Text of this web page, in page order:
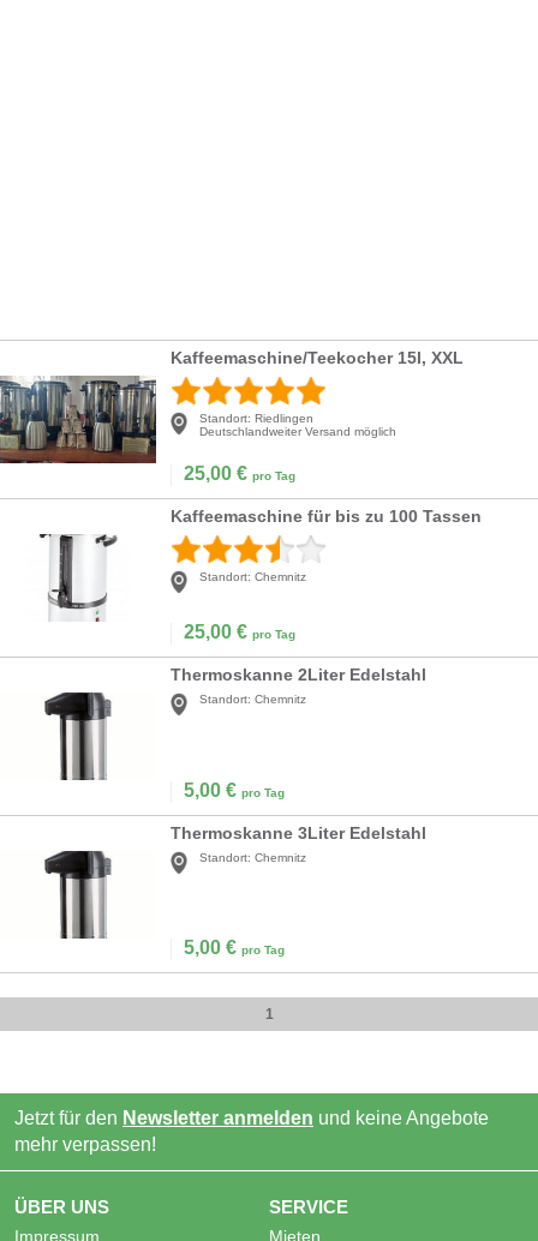
Kaffeemaschine/Teekocher 15l, XXL
Standort: Riedlingen
Deutschlandweiter Versand möglich
25,00 € pro Tag
Kaffeemaschine für bis zu 100 Tassen
Standort: Chemnitz
25,00 € pro Tag
Thermoskanne 2Liter Edelstahl
Standort: Chemnitz
5,00 € pro Tag
Thermoskanne 3Liter Edelstahl
Standort: Chemnitz
5,00 € pro Tag
1
Jetzt für den Newsletter anmelden und keine Angebote
mehr verpassen!
ÜBER UNS
Impressum
SERVICE
Mieten